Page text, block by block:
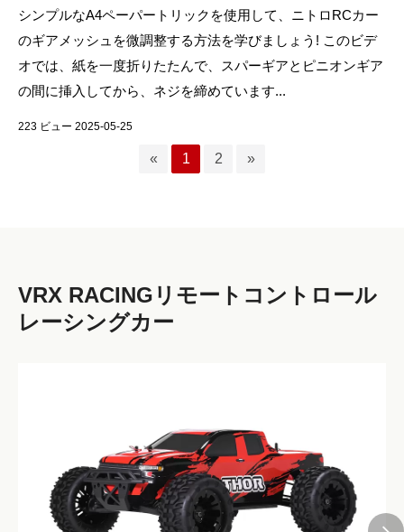
シンプルなA4ペーパートリックを使用して、ニトロRCカー
のギアメッシュを微調整する方法を学びましょう! このビデ
オでは、紙を一度折りたたんで、スパーギアとピニオンギア
の間に挿入してから、ネジを締めています...
223 ビュー 2025-05-25
« 1 2 »
このステップバイステップのセットアップチュートリアルで
あなたのMG4トランスミッターをマスター! ステアリング/ス
ロットルチャネル (ST.REV/TH.REV) を逆転させ、ステアリ
ング/スロットルエンドポイント (S T.D/R、T H.D/R) を調整
VRX RACINGリモートコントロール
レーシングカー